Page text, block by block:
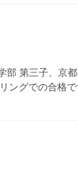
部 第三子、京
ングでの合格